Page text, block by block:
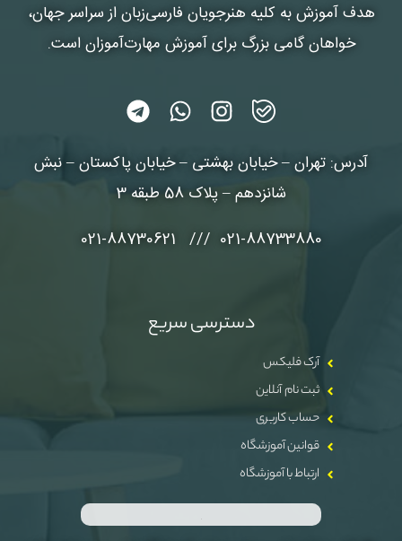
هدف آموزش به کلیه هنرجویان فارسی‌زبان از سراسر جهان،
خواهان گامی بزرگ برای آموزش مهارت‌آموزان است.
آدرس: تهران – خیابان بهشتی – خیابان پاکستان – نبش
شانزدهم – پلاک 58 طبقه 3
021-88733880 /// 021-88730621
دسترسی سریع
آرک فلیکس
ثبت نام آنلاین
حساب کاربری
قوانین آموزشگاه
ارتباط با آموزشگاه